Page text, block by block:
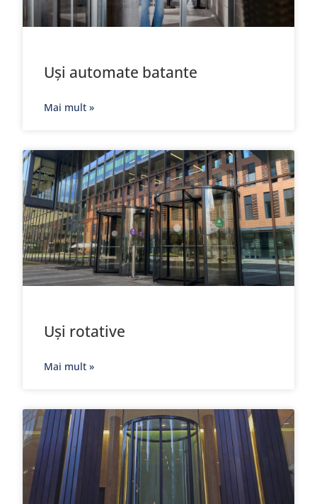
Uși automate batante
Mai mult »
Uși rotative
Mai mult »